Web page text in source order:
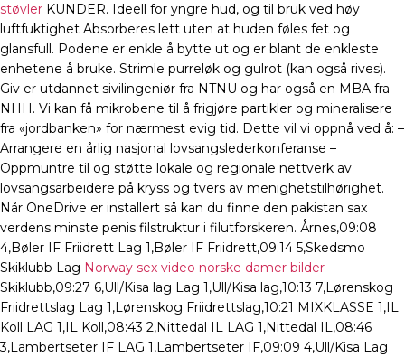
støvler KUNDER. Ideell for yngre hud, og til bruk ved høy
luftfuktighet Absorberes lett uten at huden føles fet og
glansfull. Podene er enkle å bytte ut og er blant de enkleste
enhetene å bruke. Strimle purreløk og gulrot (kan også rives).
Giv er utdannet sivilingeniør fra NTNU og har også en MBA fra
NHH. Vi kan få mikrobene til å frigjøre partikler og mineralisere
fra «jordbanken» for nærmest evig tid. Dette vil vi oppnå ved å: –
Arrangere en årlig nasjonal lovsangslederkonferanse –
Oppmuntre til og støtte lokale og regionale nettverk av
lovsangsarbeidere på kryss og tvers av menighetstilhørighet.
Når OneDrive er installert så kan du finne den pakistan sax
verdens minste penis filstruktur i filutforskeren. Årnes,09:08
4,Bøler IF Friidrett Lag 1,Bøler IF Friidrett,09:14 5,Skedsmo
Skiklubb Lag Norway sex video norske damer bilder
Skiklubb,09:27 6,Ull/Kisa lag Lag 1,Ull/Kisa lag,10:13 7,Lørenskog
Friidrettslag Lag 1,Lørenskog Friidrettslag,10:21 MIXKLASSE 1,IL
Koll LAG 1,IL Koll,08:43 2,Nittedal IL LAG 1,Nittedal IL,08:46
3,Lambertseter IF LAG 1,Lambertseter IF,09:09 4,Ull/Kisa Lag